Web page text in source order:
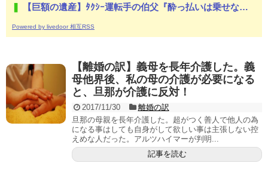
【巨額の遺産】ﾀｸｼｰ運転手の伯父『酔っ払いは乗せない』私『そうなんだww』→伯父が亡くなり、日記を見ると衝撃の内容が！その真相が...
Powered by livedoor 相互RSS
【離婚の訳】義母を長年介護した。義
母他界後、私の母の介護が必要になる
と、旦那が介護に反対！
2017/11/30
離婚の訳
旦那の母親を長年介護した。超がつく善人で他人の為
になる事はしても自身がして欲しい事は主張しない控
えめな人だった。アルツハイマーが判明...
記事を読む